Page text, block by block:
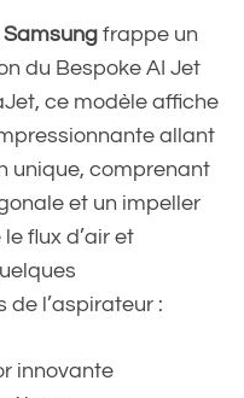
Samsung frappe un
du Bespoke AI Jet
ce modèle affiche
allant
unique, comprenant
et un impeller
flux d’air et
l’aspirateur :
innovante